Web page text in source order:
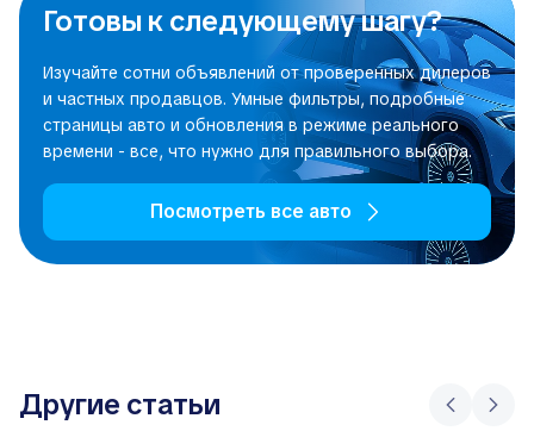
Готовы к следующему шагу?
Изучайте сотни объявлений от проверенных дилеров
и частных продавцов. Умные фильтры, подробные
страницы авто и обновления в режиме реального
времени - все, что нужно для правильного выбора.
Посмотреть все авто
Другие статьи